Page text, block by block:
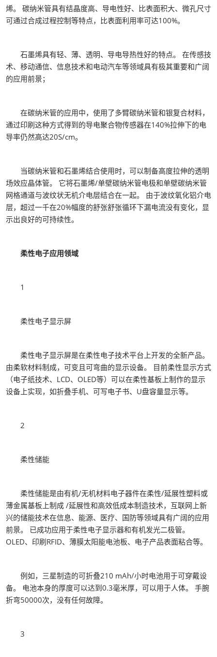
烯。 碳纳米管具有结晶度高、导电性好、比表面积大、微孔尺寸
可通过合成过程控制等特点，比表面利用率可达100%。
石墨烯具有轻、薄、透明、导电导热性好的特点。 在传感技
术、移动通信、信息技术和电动汽车等领域具有极其重要和广阔
的应用前景；
在碳纳米管的应用中，使用了多臂碳纳米管和银复合材料，
通过印刷这种方式得到的导电聚合物传感器在140%拉伸下的电
导率仍然高达20S/cm。
当碳纳米管和石墨烯结合使用时，可以制备高度拉伸的透明
场效应晶体管。 它将石墨烯/单壁碳纳米管电极和单壁碳纳米管
网格通道与波纹状无机介电层结合在一起。 由于波纹氧化铝介电
层，超过一千在20%幅度的舒张舒张循环下漏电流没有变化，显
示出良好的可持续性。
柔性电子应用领域
1
柔性电子显示屏
柔性电子显示屏是在柔性电子技术平台上开发的全新产品。
由柔软材料制成，可变且可弯曲的显示设备。 目前柔性显示方式
（电子纸技术、LCD、OLED等）可以在柔性基板上制作的显示
设备上实现，如折叠手机、可写电子书、U盘容量显示等。
2
柔性储能
柔性储能是由有机/无机材料电子器件在柔性/延展性塑料或
薄金属基板上制成 /延展性和高效低成本制造技术，互联网上新
兴的储能技术在信息、能源、医疗、国防等领域具有广阔的应用
前景。 已成功应用于柔性电子显示器和有机发光二极管。
OLED、印刷RFID、薄膜太阳能电池板、电子产品表面粘合等。
例如，三星制造的可折叠210 mAh/小时电池用于可穿戴设
备。 电池本身的厚度可以达到0.3毫米厚，可以用于人体。 手腕
折弯50000次，没有任何故障。
3